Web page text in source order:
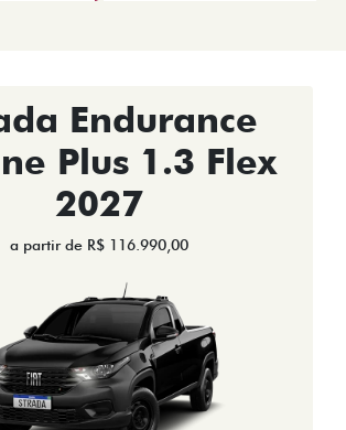
Endurance
Plus 1.3 Flex
2027
a partir de R$ 116.990,00